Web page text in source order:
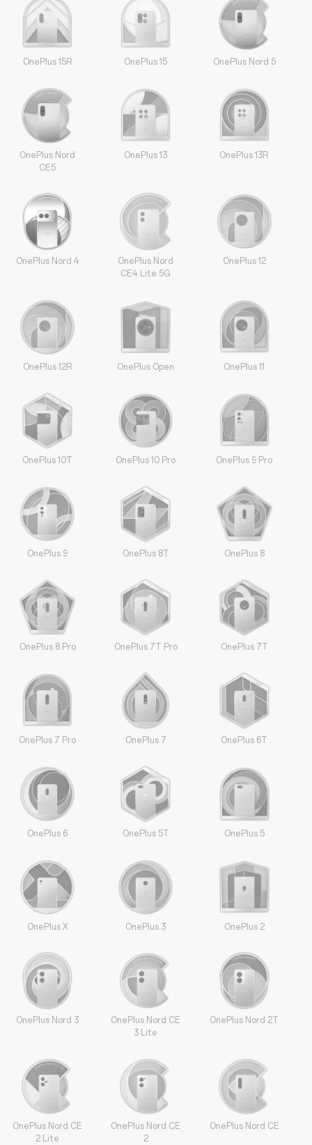
OnePlus 15R OnePlus 15 OnePlus Nord 5
OnePlus Nord
CE5
OnePlus 13 OnePlus 13R
OnePlus Nord 4
OnePlus Nord
CE4 Lite 5G
OnePlus 12
OnePlus 12R OnePlus Open OnePlus 11
OnePlus 10T OnePlus 10 Pro OnePlus 9 Pro
OnePlus 9 OnePlus 8T OnePlus 8
OnePlus 8 Pro OnePlus 7T Pro OnePlus 7T
OnePlus 7 Pro OnePlus 7 OnePlus 6T
OnePlus 6 OnePlus 5T OnePlus 5
OnePlus X OnePlus 3 OnePlus 2
OnePlus Nord 3
OnePlus Nord CE
3 Lite
OnePlus Nord 2T
OnePlus Nord CE
2 Lite
OnePlus Nord CE
2
OnePlus Nord CE